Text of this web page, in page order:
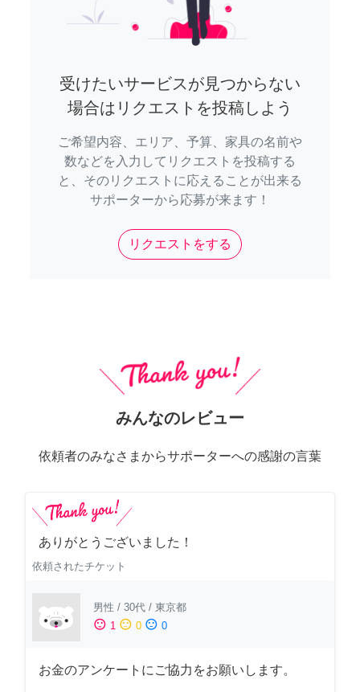
受けたいサービスが見つからない
場合はリクエストを投稿しよう
ご希望内容、エリア、予算、家具の名前や
数などを入力してリクエストを投稿する
と、そのリクエストに応えることが出来る
サポーターから応募が来ます！
リクエストをする
みんなのレビュー
依頼者のみなさまからサポーターへの感謝の言葉
ありがとうございました！
依頼されたチケット
男性 / 30代 / 東京都
sentiment_satisfied 1 sentiment_neutral 0 sentiment_dissatisfied 0
お金のアンケートにご協力をお願いします。